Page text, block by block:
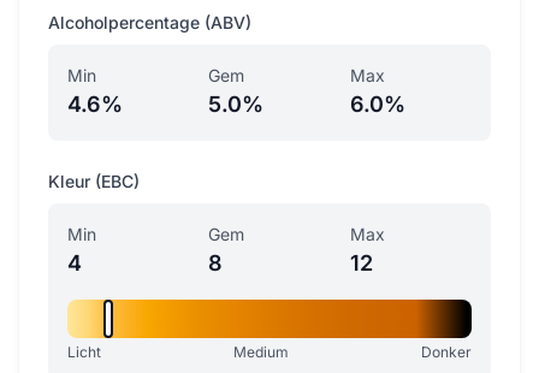
Alcoholpercentage (ABV)
Min
4.6%
Gem
5.0%
Max
6.0%
Kleur (EBC)
Min
4
Gem
8
Max
12
Licht Medium Donker